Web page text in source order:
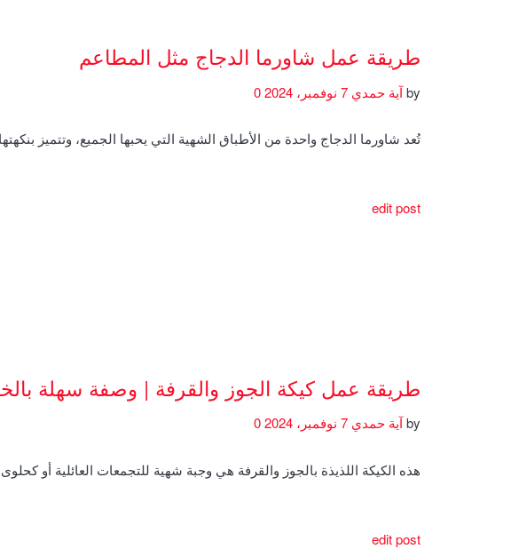
طريقة عمل شاورما الدجاج مثل المطاعم
byآية حمدي
تُعد شاورما الدجاج واحدة من الأطباق الشهية التي يحبها الجميع، وتتميز
edit post
طريقة عمل كيكة الجوز والقرفة | وصفة سهلة
byآية حمدي
هذه الكيكة اللذيذة بالجوز والقرفة هي وجبة شهية للتجمعات العائلية أو
edit post